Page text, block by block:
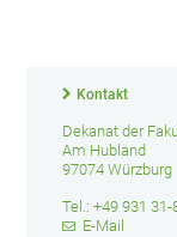
Kontakt
Dekanat der
Am Hubland
97074 Würzburg
Tel.: +49 931 31-
E-Mail